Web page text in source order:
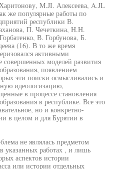
M.JI. Алексеева, A.JL
же популярные работы по
республики В.
П. Чечеткина, H.H.
В. Горбунова, Б.
(16). В то же время
активными
совершенных моделей развития
появлением
эти поиски осмысливались и
идеологизацию,
в процессе становления
в республике. Все это
но и конкретно-
в целом и для Бурятии в
не являлась предметом
указанных работах , и лишь
аспектов истории
или истории отдельных